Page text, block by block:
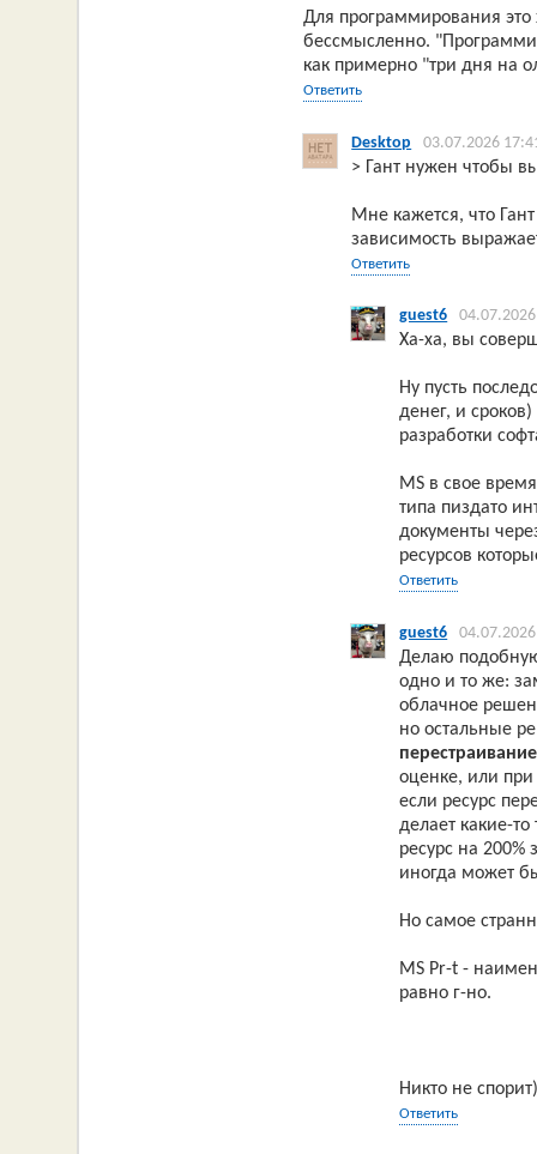
Для программирования это
бессмысленно.
как примерно "три дня на
Ответить
Desktop 03.07.2026
> Гант нужен чтобы
Мне кажется, что
зависимость
Ответить
guest6
Ха-ха, вы
Ну пусть
денег, и
разработки
MS в свое
типа пиздато
документы
ресурсов
Ответить
guest6
Делаю
одно и то же:
облачное
но остальные
оценке, или
если ресурс
делает какие-
ресурс на 200%
иногда может
Но самое
MS Pr-t -
равно г-но.
Никто не
Ответить